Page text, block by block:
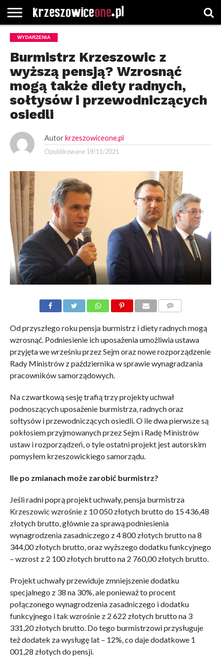
STRONA
GŁÓWNA
WYBORY
WYBIERZ
ROZKŁADY
GREGORCZYK
KONTAKT
WYDARZENIA
Burmistrz Krzeszowic z
wyższą pensją? Wzrosnąć
mogą także diety radnych,
sołtysów i przewodniczących
osiedli
Autor krzeszowiceone.pl
Opublikowane 19/11/2021
Od przyszłego roku pensja burmistrz i diety radnych mogą
wzrosnąć. Podniesienie ich uposażenia umożliwia ustawa
przyjęta we wrześniu przez Sejm oraz nowe rozporządzenie
Rady Ministrów z października w sprawie wynagradzania
pracowników samorządowych.
Na czwartkową sesję trafią trzy projekty uchwał
podnoszących uposażenie burmistrza, radnych oraz
sołtysów i przewodniczących osiedli. O ile dwa pierwsze są
pokłosiem przyjmowanych przez Sejm i Radę Ministrów
ustaw i rozporządzeń, o tyle ostatni projekt jest autorskim
pomysłem krzeszowickiego samorządu.
Ile po zmianach może zarobić burmistrz?
Jeśli radni poprą projekt uchwały, pensja burmistrza
Krzeszowic wzrośnie z 10 050 złotych brutto do 15 436,48
złotych brutto, głównie za sprawą podniesienia
wynagrodzenia zasadniczego z 4 800 złotych brutto na 8
344,00 złotych brutto, oraz wyższego dodatku funkcyjnego
– wzrost z 2 100 złotych brutto na 2 760,00 złotych brutto.
Projekt uchwały przewiduje zmniejszenie dodatku
specjalnego z 38 na 30%, ale ponieważ to procent
połączonego wynagrodzenia zasadniczego i dodatku
funkcyjnego i tak wzrośnie z 2 622 złotych brutto na 3
331,20 złotych brutto. Do tego burmistrzowi przysługuje
też dodatek za wysługę lat – 12%, co daje dodatkowe 1
001,28 złotych do pensji.